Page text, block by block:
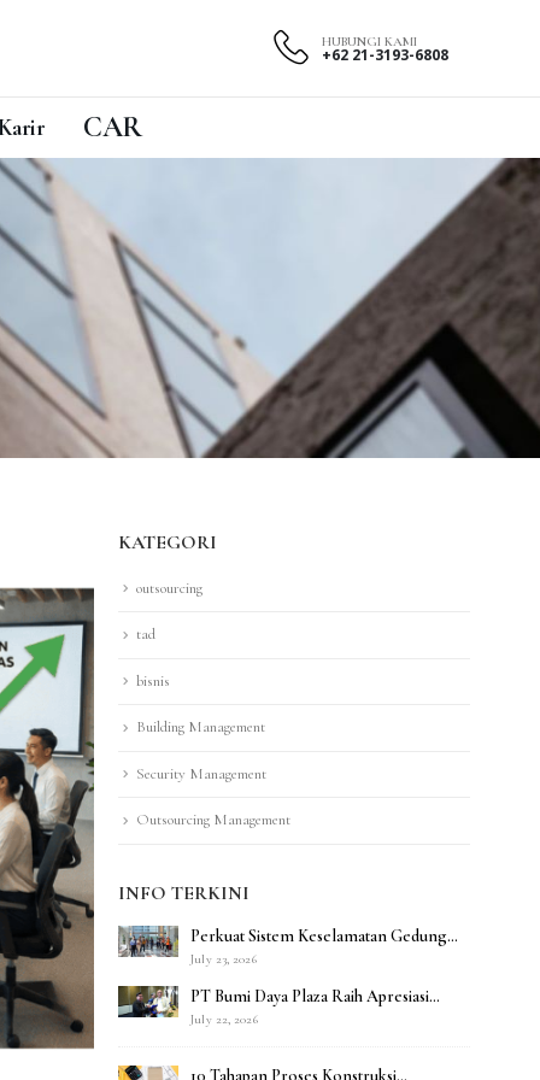
HUBUNGI KAMI
+62 21-3193-6808
Karir CAR
KATEGORI
outsourcing
tad
bisnis
Building Management
Security Management
Outsourcing Management
INFO TERKINI
Perkuat Sistem Keselamatan Gedung
Menara Mandiri, PT Bumi Daya Plaza
Provinsi DKI Jakarta
July 23, 2026
PT Bumi Daya Plaza Raih Apresiasi
Kepatuhan LKPM dari Pemerintah
July 22, 2026
10 Tahapan Proses Konstruksi